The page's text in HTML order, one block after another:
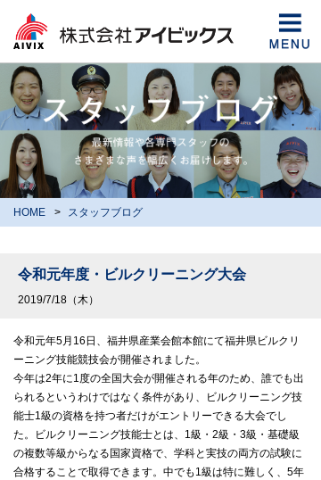
HOME スタッフブログ
令和元年度・ビルクリーニング大会
2019/7/18（木）
令和元年5月16日、福井県産業会館本館にて福井県ビルクリ
ーニング技能競技会が開催されました。
今年は2年に1度の全国大会が開催される年のため、誰でも出
られるというわけではなく条件があり、ビルクリーニング技
能士1級の資格を持つ者だけがエントリーできる大会でし
た。ビルクリーニング技能士とは、1級・2級・3級・基礎級
の複数等級からなる国家資格で、学科と実技の両方の試験に
合格することで取得できます。中でも1級は特に難しく、5年